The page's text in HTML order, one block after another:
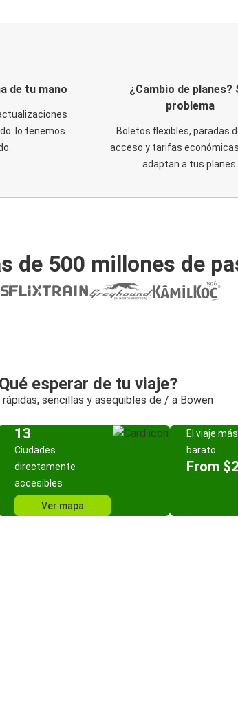
de tu mano
lo tenemos
¿Cambio de planes?
problema
Boletos flexibles, paradas
acceso y tarifas
adaptan a tus planes.
de 500 millones de
esperar de tu viaje?
sencillas y asequibles de / a Bowen
13
Ciudades
directamente
accesibles
Ver mapa
El viaje más
barato
From